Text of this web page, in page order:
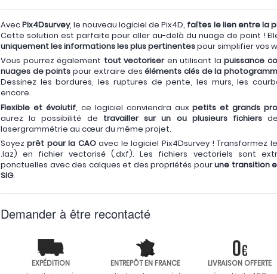
AvecPix4Dsurvey, le nouveau logiciel de Pix4D, faîtes le lien entre la
Cette solution est parfaite pour aller au-delà du nuage de point !
uniquement les informations les plus pertinentespour simplifier vos
Vous pourrez également tout vectoriseren utilisant lapuissance
nuages de points pour extraire deséléments clés de la
Dessinez les bordures, les ruptures de pente, les murs, les
encore.
Flexible et évolutif, ce logiciel conviendra auxpetits et grands
aurez la possibilité de travailler sur un ou plusieurs fichiers
lasergrammétrie au cœur du même projet.
Soyezprêt pour la CAOavec le logiciel Pix4Dsurvey ! Transformez
.laz) en fichier vectorisé (.dxf). Les fichiers vectoriels sont
ponctuelles avec des calques et des propriétés pourune transition
SIG.
Demander à être recontacté
EXPÉDITION
ENTREPÔT EN FRANCE
LIVRAISON OFFERTE